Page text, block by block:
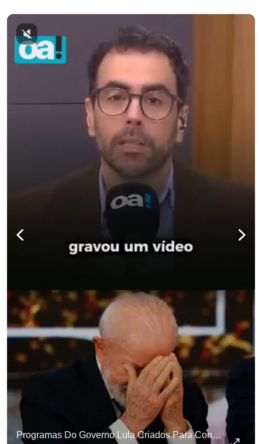
Programas Do Governo Lula Criados Para Conquistar Eleitores Já Não Têm Mais O Mesmo Efeito